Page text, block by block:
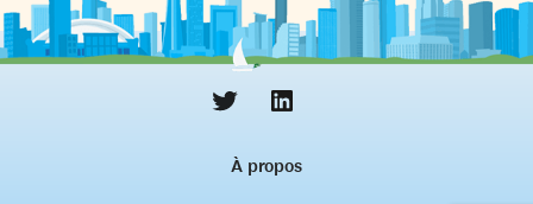
À propos